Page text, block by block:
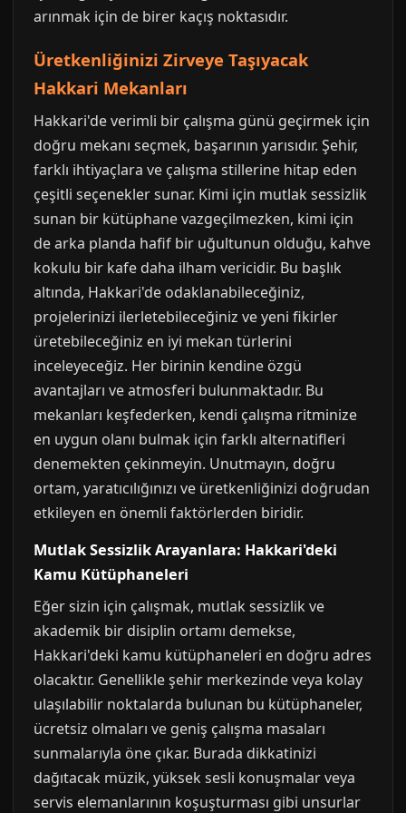
arınmak için de birer kaçış noktasıdır.
Üretkenliğinizi Zirveye Taşıyacak
Hakkari Mekanları
Hakkari'de verimli bir çalışma günü geçirmek için
doğru mekanı seçmek, başarının yarısıdır. Şehir,
farklı ihtiyaçlara ve çalışma stillerine hitap eden
çeşitli seçenekler sunar. Kimi için mutlak sessizlik
sunan bir kütüphane vazgeçilmezken, kimi için
de arka planda hafif bir uğultunun olduğu, kahve
kokulu bir kafe daha ilham vericidir. Bu başlık
altında, Hakkari'de odaklanabileceğiniz,
projelerinizi ilerletebileceğiniz ve yeni fikirler
üretebileceğiniz en iyi mekan türlerini
inceleyeceğiz. Her birinin kendine özgü
avantajları ve atmosferi bulunmaktadır. Bu
mekanları keşfederken, kendi çalışma ritminize
en uygun olanı bulmak için farklı alternatifleri
denemekten çekinmeyin. Unutmayın, doğru
ortam, yaratıcılığınızı ve üretkenliğinizi doğrudan
etkileyen en önemli faktörlerden biridir.
Mutlak Sessizlik Arayanlara: Hakkari'deki
Kamu Kütüphaneleri
Eğer sizin için çalışmak, mutlak sessizlik ve
akademik bir disiplin ortamı demekse,
Hakkari'deki kamu kütüphaneleri en doğru adres
olacaktır. Genellikle şehir merkezinde veya kolay
ulaşılabilir noktalarda bulunan bu kütüphaneler,
ücretsiz olmaları ve geniş çalışma masaları
sunmalarıyla öne çıkar. Burada dikkatinizi
dağıtacak müzik, yüksek sesli konuşmalar veya
servis elemanlarının koşuşturması gibi unsurlar